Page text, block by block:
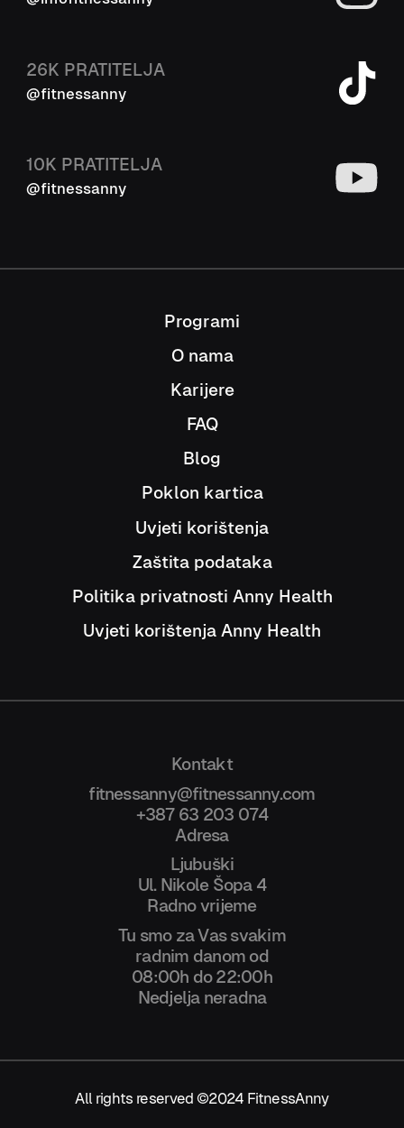
26K PRATITELJA
@fitnessanny
10K PRATITELJA
@fitnessanny
Programi
O nama
Karijere
FAQ
Blog
Poklon kartica
Uvjeti korištenja
Zaštita podataka
Politika privatnosti Anny Health
Uvjeti korištenja Anny Health
Kontakt
fitnessanny@fitnessanny.com
+387 63 203 074
Adresa
Ljubuški
Ul. Nikole Šopa 4
Radno vrijeme
Tu smo za Vas svakim
radnim danom od
08:00h do 22:00h
Nedjelja neradna
All rights reserved ©2024 FitnessAnny